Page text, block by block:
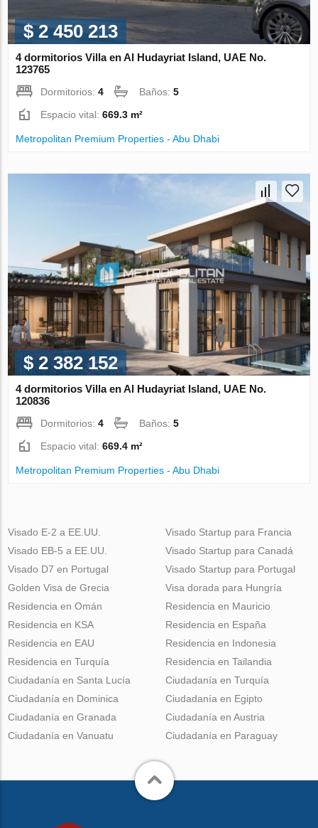
$ 2 450 213
4 dormitorios Villa en Al Hudayriat Island, UAE No.
123765
Dormitorios:4 Baños:5
Espacio vital:669.3 m²
Metropolitan Premium Properties - Abu Dhabi
$ 2 382 152
4 dormitorios Villa en Al Hudayriat Island, UAE No.
120836
Dormitorios:4 Baños:5
Espacio vital:669.4 m²
Metropolitan Premium Properties - Abu Dhabi
Visado E-2 a EE.UU.
Visado EB-5 a EE.UU.
Visado D7 en Portugal
Golden Visa de Grecia
Visado Startup para Francia
Visado Startup para Canadá
Visado Startup para Portugal
Visa dorada para Hungría
Residencia en Omán
Residencia en KSA
Residencia en EAU
Residencia en Turquía
Residencia en Mauricio
Residencia en España
Residencia en Indonesia
Residencia en Tailandia
Ciudadanía en Santa Lucía
Ciudadanía en Dominica
Ciudadanía en Granada
Ciudadanía en Vanuatu
Ciudadanía en Turquía
Ciudadanía en Egipto
Ciudadanía en Austria
Ciudadanía en Paraguay